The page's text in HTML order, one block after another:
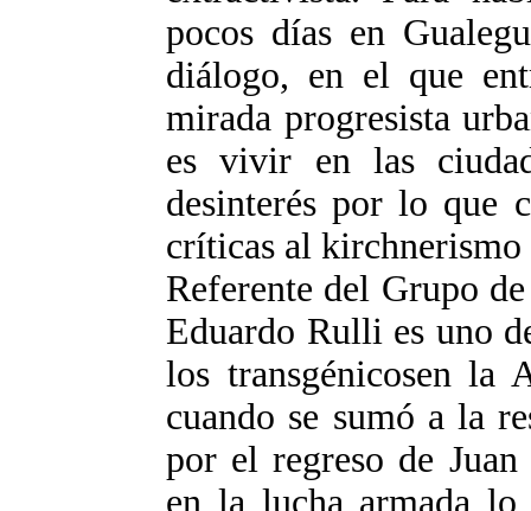
pocos días en
diálogo, en el que
mirada progresista
es vivir en las
desinterés por lo que
críticas al
Referente del Grupo
Eduardo Rulli es uno
los transgénicosen la
cuando se sumó a la
por el regreso de
en la lucha armada